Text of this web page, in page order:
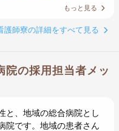
もっと見る
護師寮の詳細をすべて見る
院の採用担当者メッ
と、地域の総合病院とし
院です。地域の患者さん